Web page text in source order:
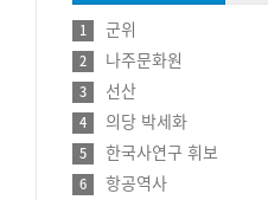
1 군위
2 나주문화원
3 선산
4 의당 박세화
5 한국사연구 휘보
6 항공역사